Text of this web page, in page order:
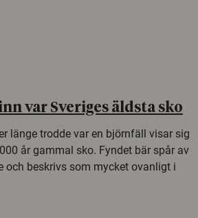
var Sveriges äldsta sko
länge trodde var en björnfäll visar sig
år gammal sko. Fyndet bär spår av
och beskrivs som mycket ovanligt i